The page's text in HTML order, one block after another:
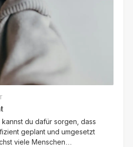
kannst du dafür sorgen, dass
geplant und umgesetzt
viele Menschen